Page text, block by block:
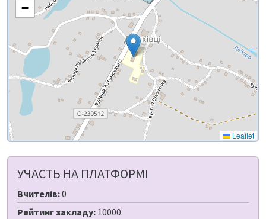
−
Leaflet
УЧАСТЬ НА ПЛАТФОРМІ
Вчителів:0
Рейтинг закладу: 10000